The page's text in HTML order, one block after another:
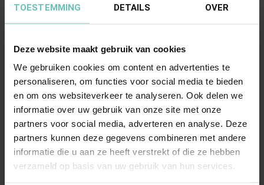
TOESTEMMING DETAILS OVER
Deze website maakt gebruik van cookies
We gebruiken cookies om content en advertenties te
personaliseren, om functies voor social media te bieden
en om ons websiteverkeer te analyseren. Ook delen we
informatie over uw gebruik van onze site met onze
partners voor social media, adverteren en analyse. Deze
partners kunnen deze gegevens combineren met andere
informatie die u aan ze heeft verstrekt of die ze hebben
verzameld op basis van uw gebruik van hun services.
redelijkerwijs mochten toekennen, hebben afgeleid en
mochten verwachten.
In (art. 7.2. van) de overeenkomst is de term
"bedrijfskosten" niet gedefinieerd en de overeenkomst
bevat ook overigens geen specificatie van wat
daaronder moet worden verstaan. Volgens het hof is niet
gesteld of gebleken dat de vraag wat precies bedoeld
werd met “bedrijfskosten” tussen partijen bij de